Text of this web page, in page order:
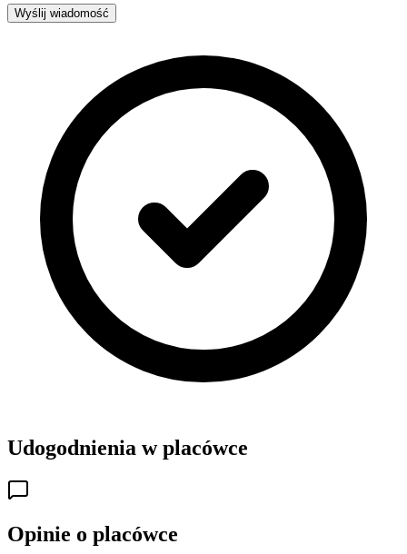
Wyślij wiadomość
Udogodnienia w placówce
Opinie o placówce